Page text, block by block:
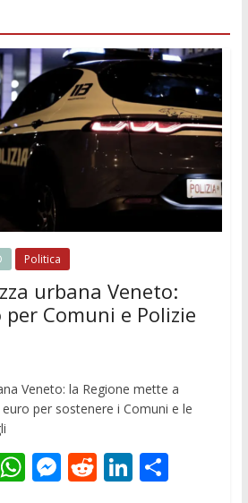
Politica
urbana Veneto:
Comuni e Polizie
Veneto: la Regione mette a
per sostenere i Comuni e le
W M R Li C